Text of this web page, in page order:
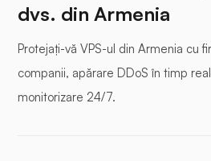
dvs. din Armenia
Protejați-vă VPS-ul din Armenia cu
companii, apărare DDoS în timp
monitorizare 24/7.